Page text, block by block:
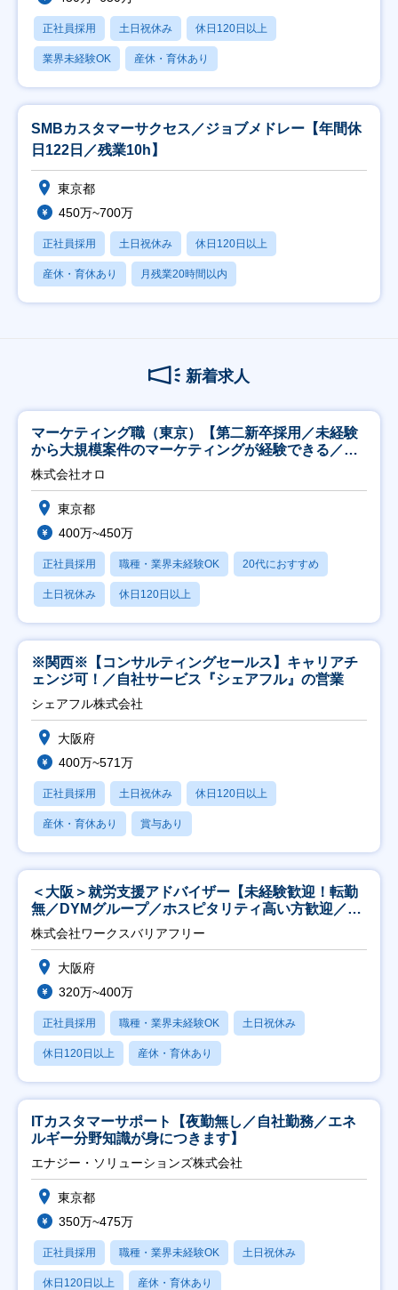
正社員採用 土日祝休み 休日120日以上
業界未経験OK 産休・育休あり
SMBカスタマーサクセス／ジョブメドレー【年間休
日122日／残業10h】
東京都
450万~700万
正社員採用 土日祝休み 休日120日以上
産休・育休あり 月残業20時間以内
新着求人
マーケティング職（東京）【第二新卒採用／未経験
から大規模案件のマーケティングが経験できる／研
修充実】
株式会社オロ
東京都
400万~450万
正社員採用 職種・業界未経験OK 20代におすすめ
土日祝休み 休日120日以上
※関西※【コンサルティングセールス】キャリアチ
ェンジ可！／自社サービス『シェアフル』の営業
シェアフル株式会社
大阪府
400万~571万
正社員採用 土日祝休み 休日120日以上
産休・育休あり 賞与あり
＜大阪＞就労支援アドバイザー【未経験歓迎！転勤
無／DYMグループ／ホスピタリティ高い方歓迎／土
日祝】
株式会社ワークスバリアフリー
大阪府
320万~400万
正社員採用 職種・業界未経験OK 土日祝休み
休日120日以上 産休・育休あり
ITカスタマーサポート【夜勤無し／自社勤務／エネ
ルギー分野知識が身につきます】
エナジー・ソリューションズ株式会社
東京都
350万~475万
正社員採用 職種・業界未経験OK 土日祝休み
休日120日以上 産休・育休あり